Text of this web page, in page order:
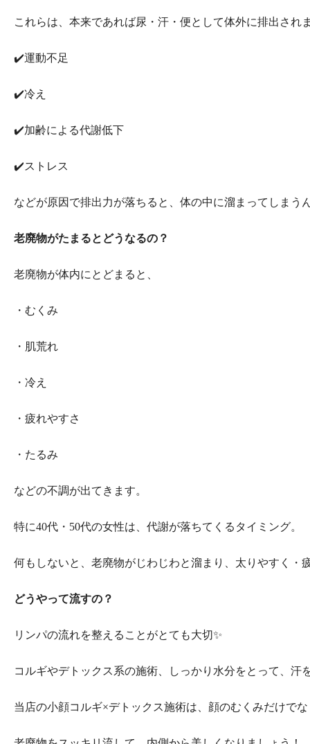
これらは、本来であれば尿・汗・便として体外に排出され
✔️運動不足
✔️冷え
✔️加齢による代謝低下
✔️ストレス
などが原因で排出力が落ちると、体の中に溜まってしまう
老廃物がたまるとどうなるの？
老廃物が体内にとどまると、
・むくみ
・肌荒れ
・冷え
・疲れやすさ
・たるみ
などの不調が出てきます。
特に40代・50代の女性は、代謝が落ちてくるタイミング。
何もしないと、老廃物がじわじわと溜まり、太りやすく・
どうやって流すの？
リンパの流れを整えることがとても大切✨
コルギやデトックス系の施術、しっかり水分をとって、汗
当店の小顔コルギ×デトックス施術は、顔のむくみだけで